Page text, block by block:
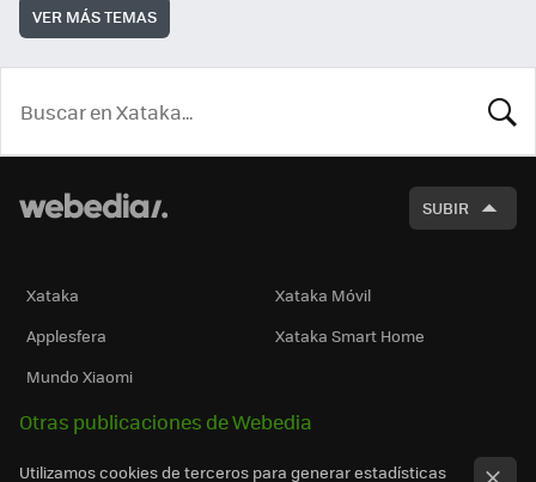
VER MÁS TEMAS
SUBIR
Xataka
Xataka Móvil
Applesfera
Xataka Smart Home
Mundo Xiaomi
Otras publicaciones de Webedia
Utilizamos cookies de terceros para generar estadísticas